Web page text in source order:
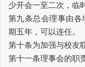
少开会一至二次，临
第九条总会理事由各
期五年，可以连任。
第十条为加强与校友
第十一条理事会的职